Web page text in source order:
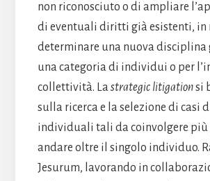
non riconosciuto o di ampliare
di eventuali diritti già esistenti, in
determinare una nuova
una categoria di individui o per
collettività. Lastrategic litigationsi
sulla ricerca e la selezione di casi
individuali tali da coinvolgere più
andare oltre il singolo individuo.
Jesurum, lavorando in